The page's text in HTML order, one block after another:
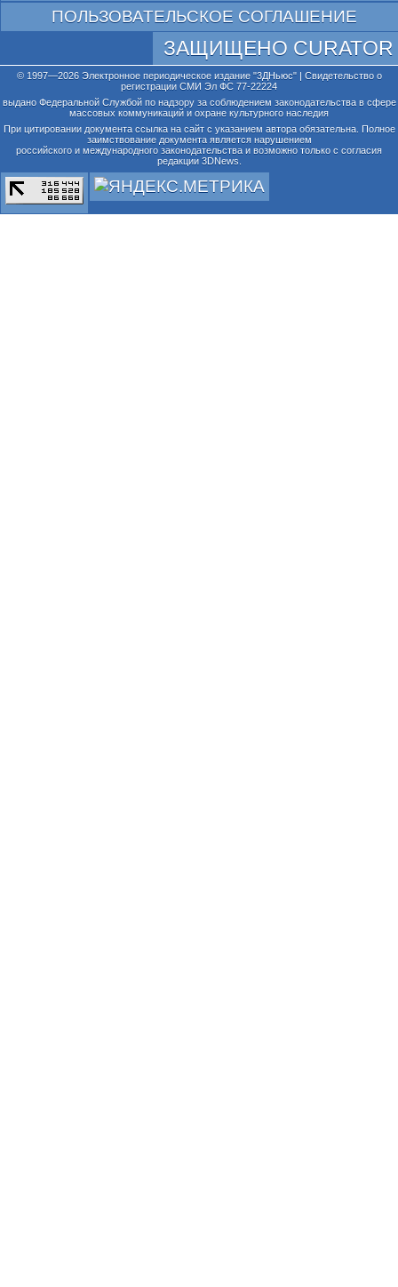
ПОЛЬЗОВАТЕЛЬСКОЕ СОГЛАШЕНИЕ
ЗАЩИЩЕНО CURATOR
© 1997—2026 Электронное периодическое издание "3ДНьюс" | Свидетельство о
регистрации СМИ Эл ФС 77-22224
выдано Федеральной Службой по надзору за соблюдением законодательства в сфере
массовых коммуникаций и охране культурного наследия
При цитировании документа ссылка на сайт с указанием автора обязательна. Полное
заимствование документа является нарушением
российского и международного законодательства и возможно только с согласия
редакции 3DNews.